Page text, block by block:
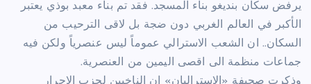
يرفض سكان بنديغو بناء المسجد. فقد تم بناء معبد بوذي يعتبر
الأكبر في العالم الغربي دون ضجة بل لاقى الترحيب من
السكان.. ان الشعب الاسترالي عموماً ليس عنصرياً ولكن فيه
جماعات منظمة الى اقصى اليمين من العنصرية.
وذكرت صحيفة «الاستراليان» ان الناخبين لحزب الاحرار